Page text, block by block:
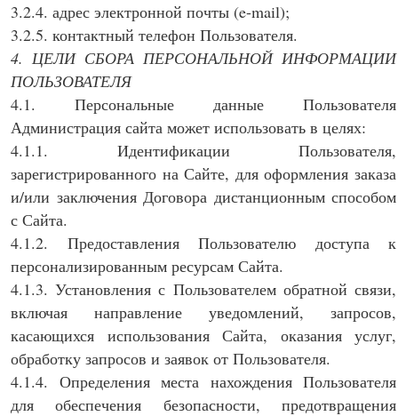
3.2.4. адрес электронной почты (e-mail);
3.2.5. контактный телефон Пользователя.
4. ЦЕЛИ СБОРА ПЕРСОНАЛЬНОЙ ИНФОРМАЦИИ
ПОЛЬЗОВАТЕЛЯ
4.1. Персональные данные Пользователя
Администрация сайта может использовать в целях:
4.1.1. Идентификации Пользователя,
зарегистрированного на Сайте, для оформления заказа
и/или заключения Договора дистанционным способом
с Сайта.
4.1.2. Предоставления Пользователю доступа к
персонализированным ресурсам Сайта.
4.1.3. Установления с Пользователем обратной связи,
включая направление уведомлений, запросов,
касающихся использования Сайта, оказания услуг,
обработку запросов и заявок от Пользователя.
4.1.4. Определения места нахождения Пользователя
для обеспечения безопасности, предотвращения